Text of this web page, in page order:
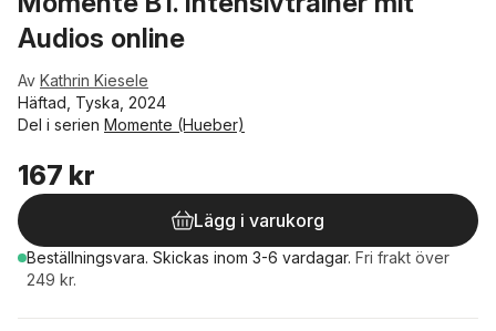
Audios online
Av Kathrin Kiesele
Häftad, Tyska, 2024
Del i serien Momente (Hueber)
167 kr
Lägg i varukorg
Beställningsvara. Skickas inom 3-6 vardagar. Fri frakt över
249 kr.